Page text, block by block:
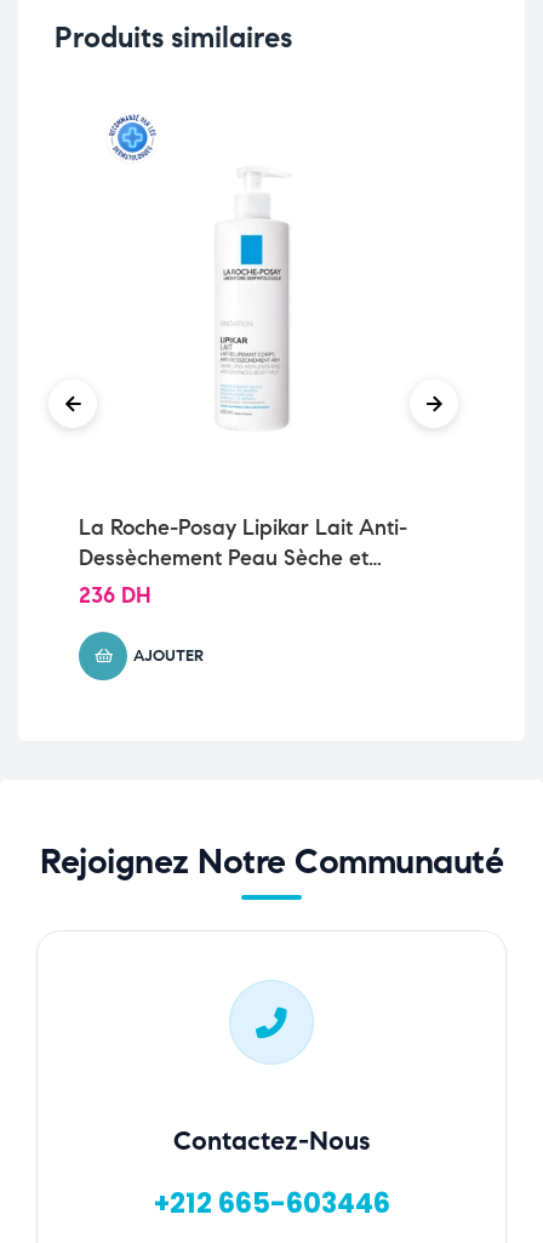
Produits similaires
La Roche-Posay Lipikar Lait Anti-
Dessèchement Peau Sèche et
Sensible | 400ml
236 DH
AJOUTER
Rejoignez Notre Communauté
Contactez-Nous
+212 665-603446